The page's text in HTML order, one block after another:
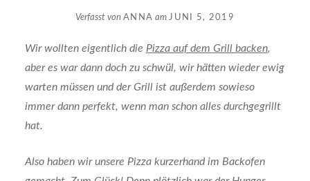
Verfasst vonANNA am JUNI 5, 2019
Wir wollten eigentlich die Pizza auf dem Grill backen,
aber es war dann doch zu schwül, wir hätten wieder ewig
warten müssen und der Grill ist außerdem sowieso
immer dann perfekt, wenn man schon alles durchgegrillt
hat.
Also haben wir unsere Pizza kurzerhand im Backofen